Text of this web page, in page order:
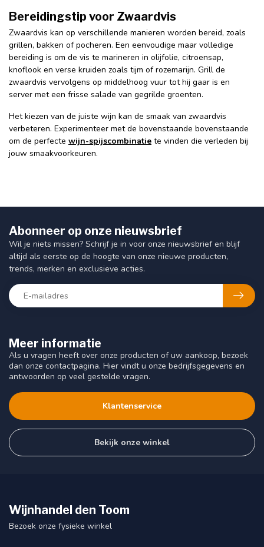
Bereidingstip voor Zwaardvis
Zwaardvis kan op verschillende manieren worden bereid, zoals
grillen, bakken of pocheren. Een eenvoudige maar volledige
bereiding is om de vis te marineren in olijfolie, citroensap,
knoflook en verse kruiden zoals tijm of rozemarijn. Grill de
zwaardvis vervolgens op middelhoog vuur tot hij gaar is en
server met een frisse salade van gegrilde groenten.
Het kiezen van de juiste wijn kan de smaak van zwaardvis
verbeteren. Experimenteer met de bovenstaande bovenstaande
om de perfecte wijn-spijscombinatie te vinden die verleden bij
jouw smaakvoorkeuren.
Meer informatie
Als u vragen heeft over onze producten of uw aankoop, bezoek
dan onze contactpagina. Hier vindt u onze bedrijfsgegevens en
antwoorden op veel gestelde vragen.
Klantenservice
Bekijk onze winkel
Abonneer op onze nieuwsbrief
Wil je niets missen? Schrijf je in voor onze nieuwsbrief en blijf
altijd als eerste op de hoogte van onze nieuwe producten,
trends, merken en exclusieve acties.
Wijnhandel den Toom
Bezoek onze fysieke winkel